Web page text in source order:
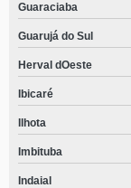
Guaraciaba
Guarujá do Sul
Herval dOeste
Ibicaré
Ilhota
Imbituba
Indaial